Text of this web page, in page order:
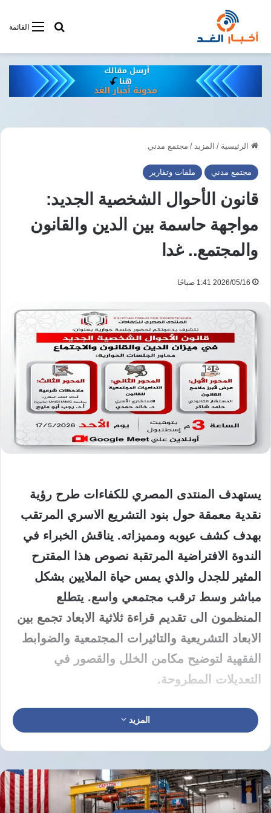
القائمةأبحت فى
الرئيسية / المزيد / مجتمع مدني
مجتمع مدني ملفات وتقارير
قانون الأحوال الشخصية الجديد:
مواجهة حاسمة بين الدين والقانون
والمجتمع.. غدا
2026/05/16 1:41 صباحًا
يستهدف المنتدى المصري للكفاءات طرح رؤية
نقدية معمقة حول بنود التشريع الاسري المرتقب
بهدف كشف عيوبه ومميزاته. يناقش الخبراء في
الندوة الافتراضية المرتقبة نصوص هذا المقترح
المثير للجدل والذي يمس حياة الملايين بشكل
مباشر وسط ترقب مجتمعي واسع. يتطلع
المنظمون الى تقديم قراءة ثلاثية الابعاد تجمع بين
الابعاد التشريعية والتاثيرات المجتمعية والضوابط
الفقهية لتوضيح مكامن الخلل والقصور في
التعديلات المطروحة.
يفتتح المستشار القانوني حامد شاكر النقاش عبر
استعراض ملامح هذا المقترح المثير للجدل. يسلط
المشروع الجديد والتي يرى خبراء انها قد تعصف
باستقرار السلم الاسري. يركز الطرح على تحليل
المزيد